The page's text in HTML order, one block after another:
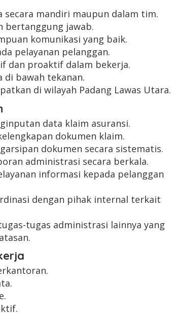
secara mandiri maupun dalam tim.
bertanggung jawab.
komunikasi yang baik.
pelayanan pelanggan.
dan proaktif dalam bekerja.
di bawah tekanan.
di wilayah Padang Lawas Utara.
data klaim asuransi.
dokumen klaim.
dokumen secara sistematis.
administrasi secara berkala.
informasi kepada pelanggan
dengan pihak internal terkait
tugas administrasi lainnya yang